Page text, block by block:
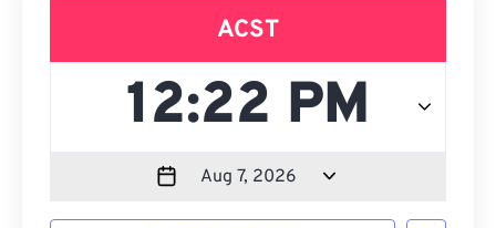
ACST